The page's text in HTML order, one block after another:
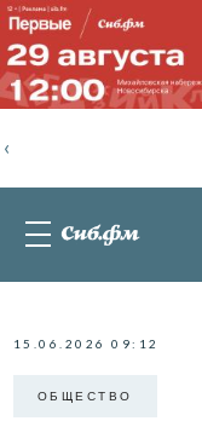
‹
15.06.2026 09:12
ОБЩЕСТВО